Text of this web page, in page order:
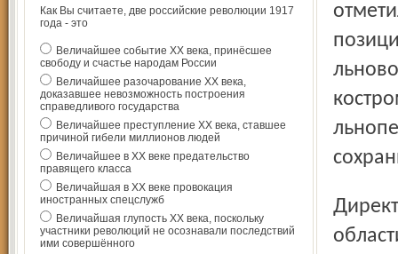
Как Вы считаете, две российские революции 1917
года - это
Величайшее событие ХХ века, принёсшее
свободу и счастье народам России
Величайшее разочарование ХХ века,
доказавшее невозможность построения
справедливого государства
Величайшее преступление ХХ века, ставшее
причиной гибели миллионов людей
Величайшее в ХХ веке предательство
правящего класса
Величайшая в ХХ веке провокация
иностранных спецслужб
Величайшая глупость ХХ века, поскольку
участники революций не осознавали последствий
ими совершённого
Директор департамента АПК и потребительского рынка